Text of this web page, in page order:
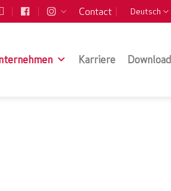
Contact Deutsch
Karriere